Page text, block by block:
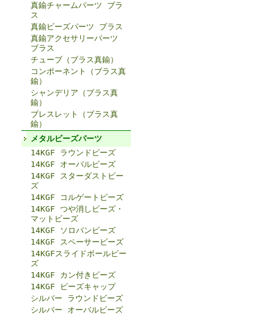
真鍮チャームパーツ ブラ
ス
真鍮ビーズパーツ ブラス
真鍮アクセサリーパーツ
ブラス
チューブ（ブラス真鍮）
コンポーネント（ブラス真
鍮）
シャンデリア（ブラス真
鍮）
ブレスレット（ブラス真
鍮）
メタルビーズパーツ
14KGF ラウンドビーズ
14KGF オーバルビーズ
14KGF スターダストビー
ズ
14KGF コルゲートビーズ
14KGF つや消しビーズ・
マットビーズ
14KGF ソロバンビーズ
14KGF スペーサービーズ
14KGFスライドボールビー
ズ
14KGF カン付きビーズ
14KGF ビーズキャップ
シルバー ラウンドビーズ
シルバー オーバルビーズ